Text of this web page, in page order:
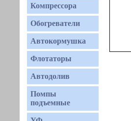
Компрессора
Обогреватели
Автокормушка
Флотаторы
Автодолив
Помпы
подъемные